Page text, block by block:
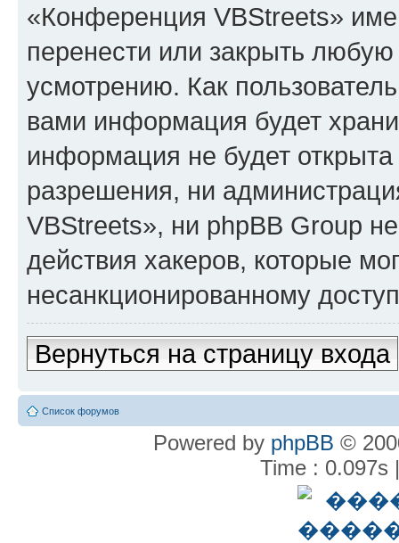
«Конференция VBStreets»
перенести или закрыть
усмотрению. Как
вами информация будет
информация не будет
разрешения, ни
VBStreets», ни phpBB Group
действия хакеров, которые
несанкционированному
Вернуться на страницу входа
Список форумов
Powered by phpBB ©
Time : 0.097s